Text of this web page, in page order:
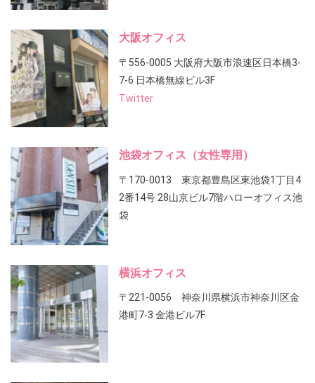
大阪オフィス
〒556-0005 大阪府大阪市浪速区日本橋3-
7-6 日本橋無線ビル3F
Twitter
池袋オフィス（女性専用）
〒170-0013 東京都豊島区東池袋1丁目4
2番14号 28山京ビル7階ハローオフィス池
袋
横浜オフィス
〒221-0056 神奈川県横浜市神奈川区金
港町7-3 金港ビル7F